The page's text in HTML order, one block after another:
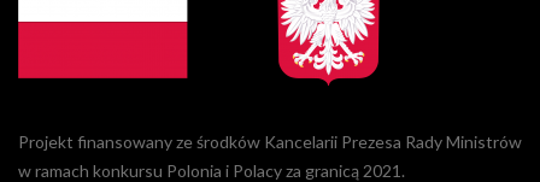
Projekt finansowany ze środków Kancelarii Prezesa Rady Ministrów
w ramach konkursu Polonia i Polacy za granicą 2021.